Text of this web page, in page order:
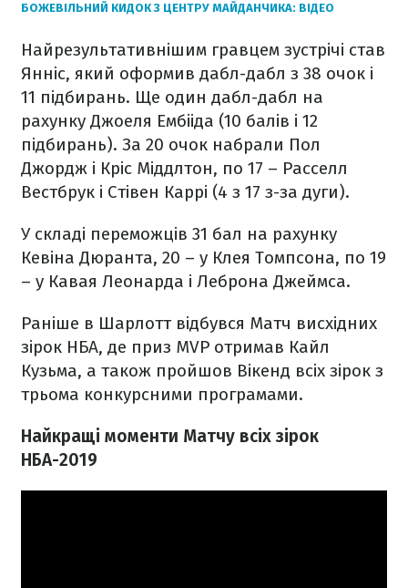
БОЖЕВІЛЬНИЙ КИДОК З ЦЕНТРУ МАЙДАНЧИКА: ВІДЕО
Найрезультативнішим гравцем зустрічі став
Янніс, який оформив дабл-дабл з 38 очок і
11 підбирань. Ще один дабл-дабл на
рахунку Джоеля Ембііда (10 балів і 12
підбирань). За 20 очок набрали Пол
Джордж і Кріс Міддлтон, по 17 – Расселл
Вестбрук і Стівен Каррі (4 з 17 з-за дуги).
У складі переможців 31 бал на рахунку
Кевіна Дюранта, 20 – у Клея Томпсона, по 19
– у Кавая Леонарда і Леброна Джеймса.
Раніше в Шарлотт відбувся Матч висхідних
зірок НБА, де приз MVP отримав Кайл
Кузьма, а також пройшов Вікенд всіх зірок з
трьома конкурсними програмами.
Найкращі моменти Матчу всіх зірок
НБА-2019